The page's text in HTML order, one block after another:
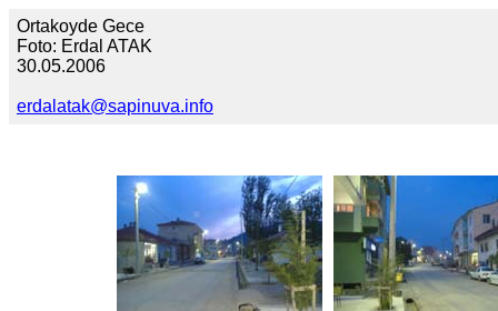
Ortakoyde Gece
Foto: Erdal ATAK
30.05.2006
erdalatak@sapinuva.info